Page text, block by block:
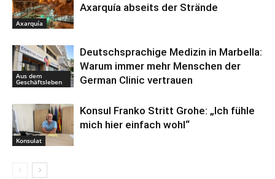
Axarquía
Axarquía abseits der Strände
Aus dem
Geschäftsleben
Deutschsprachige Medizin in Marbella:
Warum immer mehr Menschen der
German Clinic vertrauen
Konsulat
Konsul Franko Stritt Grohe: „Ich fühle
mich hier einfach wohl“